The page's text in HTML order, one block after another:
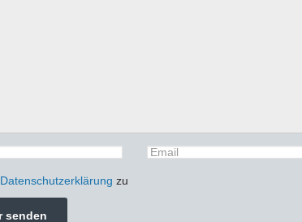
Datenschutzerklärung zu